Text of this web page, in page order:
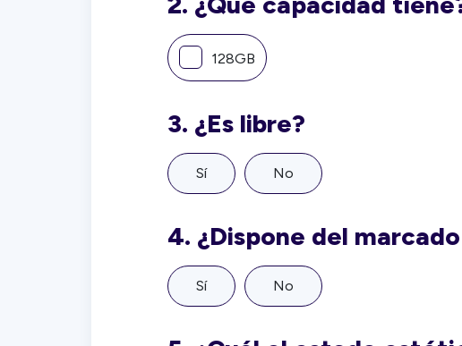
128GB
3. ¿Es libre?
Sí No
4. ¿Dispone del marcado
Sí No